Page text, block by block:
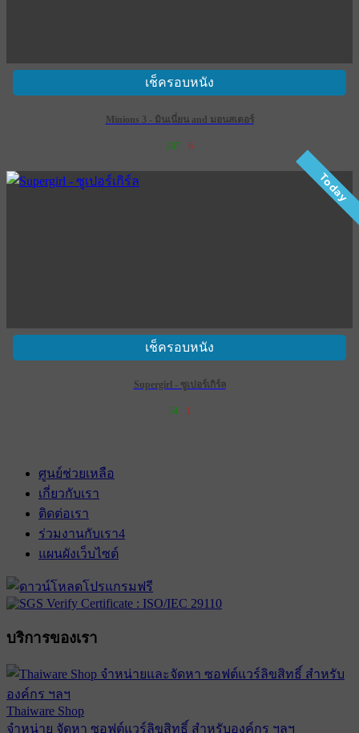
เช็ครอบหนัง
Minions 3 - มินเนี่ยน and มอนสเตอร์
207 6
Today
เช็ครอบหนัง
Supergirl - ซูเปอร์เกิร์ล
54 1
ศูนย์ช่วยเหลือ
เกี่ยวกับเรา
ติดต่อเรา
ร่วมงานกับเรา4
แผนผังเว็บไซต์
บริการของเรา
Thaiware Shop
จำหน่าย จัดหา ซอฟต์แวร์ลิขสิทธิ์ สำหรับองค์กร ฯลฯ